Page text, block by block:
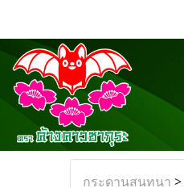
กระดานสนทนา >